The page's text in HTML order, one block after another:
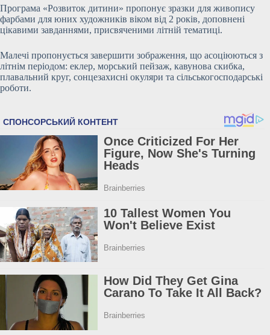
Програма «Розвиток дитини» пропонує зразки для живопису
фарбами для юних художників віком від 2 років, доповнені
цікавими завданнями, присвяченими літній тематиці.
Малечі пропонується завершити зображення, що асоціюються з
літнім періодом: еклер, морський пейзаж, кавунова скибка,
плавальний круг, сонцезахисні окуляри та сільськогосподарські
роботи.